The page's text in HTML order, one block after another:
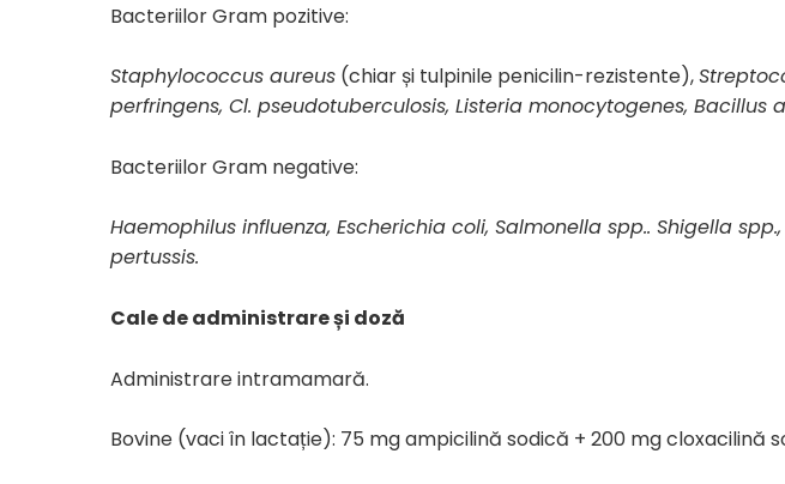
Bacteriilor Gram pozitive:
Staphylococcus aureus (chiar și tulpinile penicilin-rezistente),
perfringens, Cl. pseudotuberculosis, Listeria monocytogenes, Bacillus
Bacteriilor Gram negative:
Haemophilus influenza, Escherichia coli, Salmonella spp.. Shigella
pertussis.
Cale de administrare și doză
Administrare intramamară.
Bovine (vaci în lactație): 75 mg ampicilină sodică + 200 mg cloxacilină